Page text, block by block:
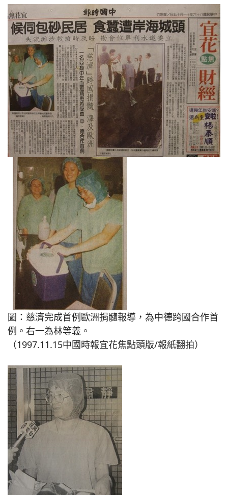
圖：慈濟完成首例歐洲捐髓報導，為中德跨國合作首
例。右一為林等義。
（1997.11.15中國時報宜花焦點頭版/報紙翻拍）